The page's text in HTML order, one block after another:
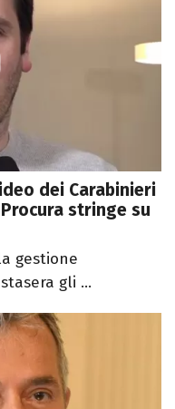
dei Carabinieri
stringe su
gestione
gli ...